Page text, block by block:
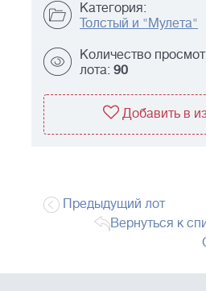
Категория:
Толстый и "Мулета"
Количество
лота: 90
Добавить в
Предыдущий лот
Вернуться к